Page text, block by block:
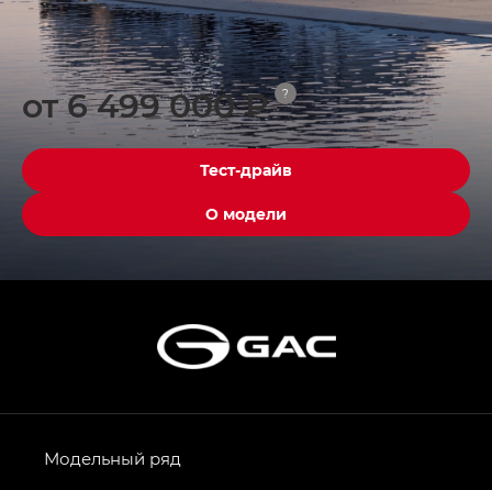
от 6 499 000 ₽ ?
Тест-драйв
О модели
Модельный ряд